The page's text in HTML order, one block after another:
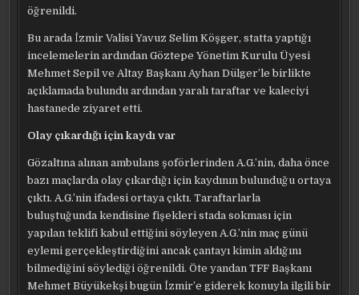
öğrenildi.
Bu arada İzmir Valisi Yavuz Selim Köşger, statta yaptığı
incelemelerin ardından Göztepe Yönetim Kurulu Üyesi
Mehmet Sepil ve Altay Başkanı Ayhan Dülger’le birlikte
açıklamada bulundu ardından yaralı taraftar ve kaleciyi
hastanede ziyaret etti.
Olay çıkardığı için kaydı var
Gözaltına alınan ambulans şoförlerinden A.G.’nin, daha önce
bazı maçlarda olay çıkardığı için kaydının bulunduğu ortaya
çıktı. A.G.’nin ifadesi ortaya çıktı. Taraftarlarla
buluştuğunda kendisine fişekleri stada sokması için
yapılan teklifi kabul ettiğini söyleyen A.G.’nin maç günü
eylemi gerçekleştirdiğini ancak çantayı kimin aldığını
bilmediğini söylediği öğrenildi. Öte yandan TFF Başkanı
Mehmet Büyükekşi bugün İzmir’e giderek konuyla ilgili bir